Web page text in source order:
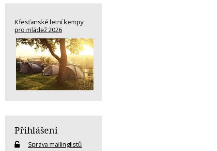
Křesťanské letní kempy
pro mládež 2026
Přihlášení
Správa mailinglistů